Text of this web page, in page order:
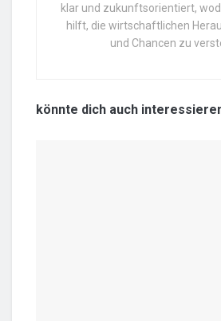
klar und zukunftsorientiert,
hilft, die wirtschaftlichen
und Chancen zu
könnte dich auch